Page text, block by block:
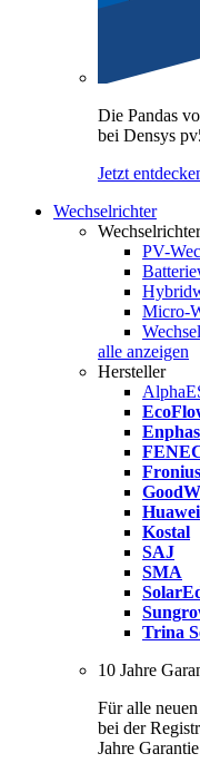
Die Pandas
bei Densys
Jetzt
Wechselrichter
Wechselrichter
PV-
Micro-
alle anzeigen
Hersteller
Fronius
Huawei
Kostal
SAJ
SMA
Trina
10 Jahre
Für alle
bei der
Jahre